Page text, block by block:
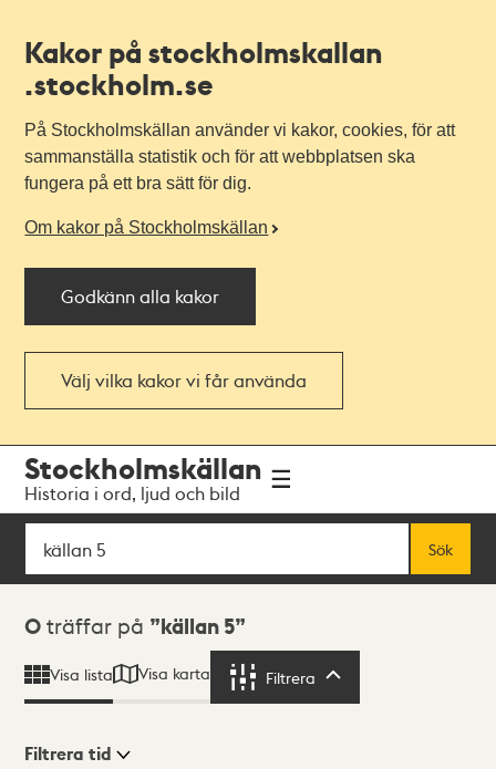
Kakor på stockholmskallan
.stockholm.se
På Stockholmskällan använder vi kakor, cookies, för att
sammanställa statistik och för att webbplatsen ska
fungera på ett bra sätt för dig.
Om kakor på Stockholmskällan
Godkänn alla kakor
Välj vilka kakor vi får använda
navigationen
huvudinnehållet
Stockholmskällan
Historia i ord, ljud och bild
Sök
Sök
Sökresultat
0 träffar på källan 5
Visa lista Visa karta Filtrera
Filtrera tid